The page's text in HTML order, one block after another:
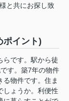
と共にお探し致
ポイント)
らです。駅から徒
す。築7年の物件
る物件です。住ま
しょうか。利便性